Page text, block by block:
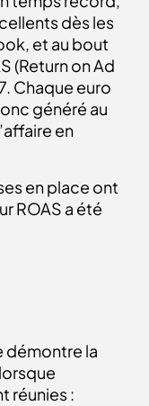
dès les
et au bout
(Return on Ad
Chaque euro
généré au
en
en place ont
ROAS a été
démontre la
réunies :